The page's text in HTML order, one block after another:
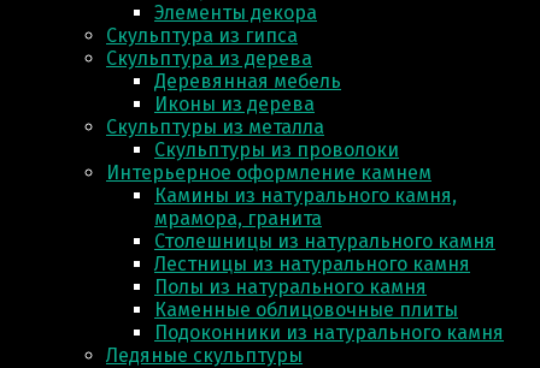
Элементы декора
Скульптура из гипса
Скульптура из деревa
Деревянная мебель
Иконы из дерева
Скульптуры из металла
Скульптуры из проволоки
Интерьерное оформление камнем
Камины из натурального камня,
мрамора, гранита
Столешницы из натурального камня
Лестницы из натурального камня
Полы из натурального камня
Каменные облицовочные плиты
Подоконники из натурального камня
Ледяные скульптуры